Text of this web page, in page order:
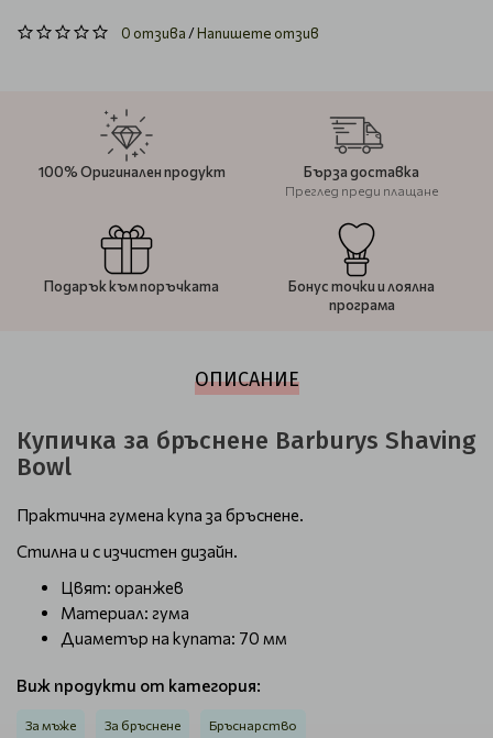
0 отзива/Напишете отзив
100% Оригинален продукт Бърза доставка
Преглед преди плащане
Подарък към поръчката
Бонус точки и лоялна
програма
ОПИСАНИЕ
Купичка за бръснене Barburys Shaving
Bowl
Практична гумена купа за бръснене.
Стилна и с изчистен дизайн.
Цвят: оранжев
Материал: гума
Диаметър на купата: 70 мм
Виж продукти от категория:
За мъже За бръснене Бръснарство